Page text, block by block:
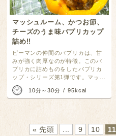
マッシュルーム、かつお節、
チーズのうま味パプリカップ
詰め!!
ピーマンの仲間のパプリカは、甘
みが強く肉厚なのが特徴。このパ
プリカに詰めものをしたパプリカ
ップ・シリーズ第1弾です。マッ...
10分～30分 95kcal
« 先頭 9 10 11